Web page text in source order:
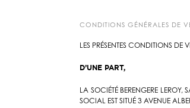
CONDITIONS GÉNÉRALES DE
LES PRÉSENTES CONDITIONS DE
D’UNE PART,
LA SOCIÉTÉ BERENGERE
SOCIAL EST SITUÉ 3 AVENUE